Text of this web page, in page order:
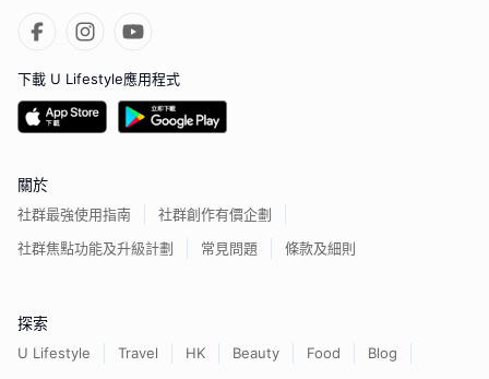
下載 U Lifestyle應用程式
關於
社群最強使用指南
社群創作有價企劃
社群焦點功能及升級計劃
常見問題 條款及細則
探索
U Lifestyle Travel HK Beauty Food
Blog